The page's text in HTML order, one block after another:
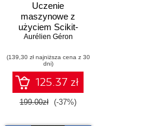
Uczenie
maszynowe z
użyciem Scikit-
Learn i PyTorch.
narzędzia i techniki
umożliwiające
konstruowanie
inteligentnych
systemów
Aurélien Géron
(139,30 zł najniższa cena z 30
dni)
125.37 zł
199.00zł (-37%)